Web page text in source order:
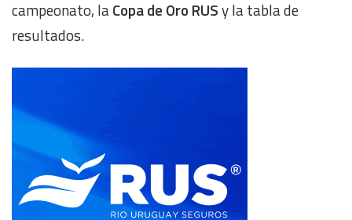
campeonato, laCopa de Oro RUSy la tabla de
resultados.